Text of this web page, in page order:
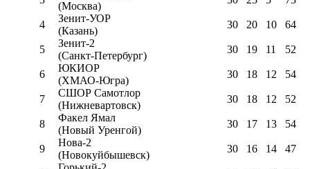
(Москва)
4
Зенит-УОР
(Казань)
30 20 10 64
5
Зенит-2
(Санкт-Петербург)
30 19 11 52
6
ЮКИОР
(ХМАО-Югра)
30 18 12 54
7
СШОР Самотлор
(Нижневартовск)
30 18 12 52
8
Факел Ямал
(Новый Уренгой)
30 17 13 54
9
Нова-2
(Новокуйбышевск)
30 16 14 47